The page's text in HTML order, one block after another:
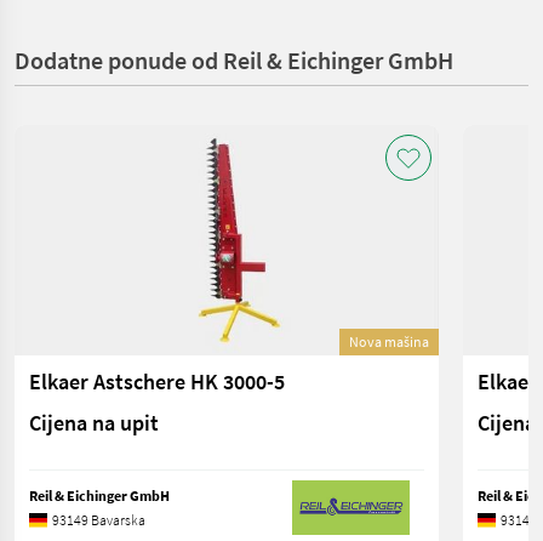
Dodatne ponude od Reil & Eichinger GmbH
Nova mašina
Elkaer Astschere HK 3000-5
Cijena na upit
Reil & Eichinger GmbH
93149 Bavarska
Elkaer
Reil &
93149